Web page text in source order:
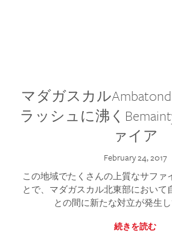
マダガスカル
ラッシュに沸く
ァイア
February 24, 2017
この地域でたくさんの上質なサファ
とで、マダガスカル北東部において
との間に新たな対立が発生し
続きを読む